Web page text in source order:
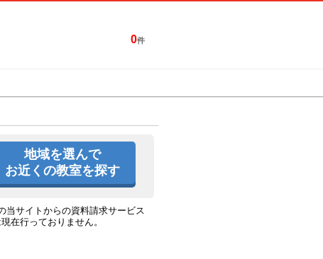
0件
地域を選んで
お近くの教室を探す
当サイトからの資料請求サービス
在行っておりません。